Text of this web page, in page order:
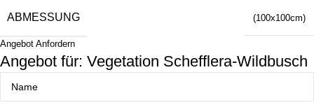
ABMESSUNG (100x100cm)
Angebot Anfordern
Angebot für: Vegetation Schefflera-Wildbusch